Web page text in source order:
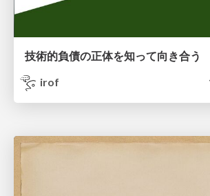
技術的負債の正体を知って向き合う
irof